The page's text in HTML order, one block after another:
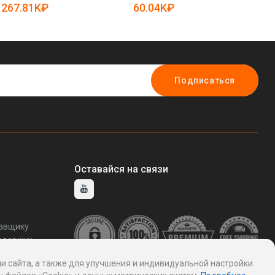
28041797)
267.81K₽
коммерческого
60.04K₽
Подписаться
Оставайся на связи
а также для улучшения и индивидуальной настройки